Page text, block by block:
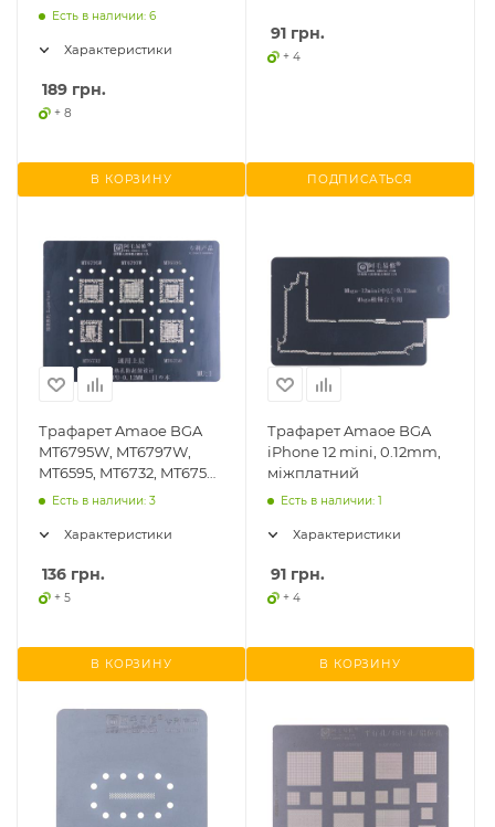
Pro Max, 0.12mm
Есть в наличии: 6
Характеристики
189 грн.
+ 8
В КОРЗИНУ
91 грн.
+ 4
ПОДПИСАТЬСЯ
Трафарет Amaoe BGA
MT6795W, MT6797W,
MT6595, MT6732, MT6750,
0.12mm
Есть в наличии: 3
Характеристики
136 грн.
+ 5
В КОРЗИНУ
Трафарет Amaoe BGA
iPhone 12 mini, 0.12mm,
міжплатний
Есть в наличии: 1
Характеристики
91 грн.
+ 4
В КОРЗИНУ